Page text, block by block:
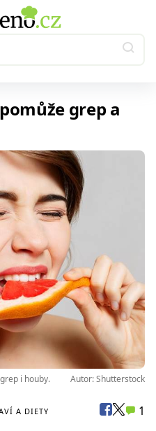
grep a
i houby. Autor: Shutterstock
A DIETY 1